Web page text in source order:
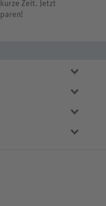
Zeit. Jetzt